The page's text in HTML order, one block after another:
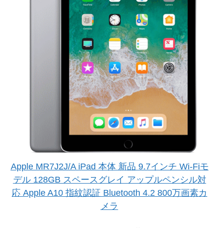
Apple MR7J2J/A iPad 本体 新品 9.7インチ Wi-Fiモ
デル 128GB スペースグレイ アップルペンシル対
応 Apple A10 指紋認証 Bluetooth 4.2 800万画素カ
メラ